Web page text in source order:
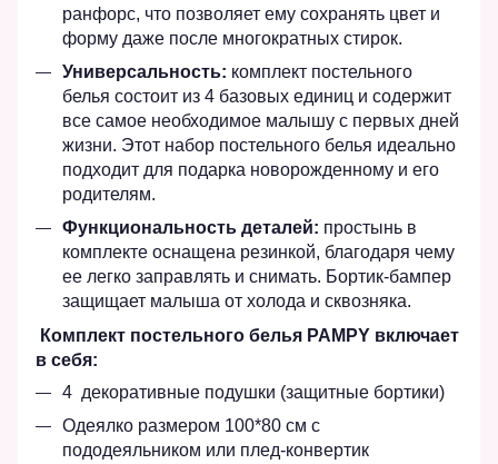
ранфорс, что позволяет ему сохранять цвет и
форму даже после многократных стирок.
Универсальность: комплект постельного
белья состоит из 4 базовых единиц и содержит
все самое необходимое малышу с первых дней
жизни. Этот набор постельного белья идеально
подходит для подарка новорожденному и его
родителям.
Функциональность деталей: простынь в
комплекте оснащена резинкой, благодаря чему
ее легко заправлять и снимать. Бортик-бампер
защищает малыша от холода и сквозняка.
Комплект постельного белья PAMPY включает
в себя:
4 декоративные подушки (защитные бортики)
Одеялко размером 100*80 см с
пододеяльником или плед-конвертик